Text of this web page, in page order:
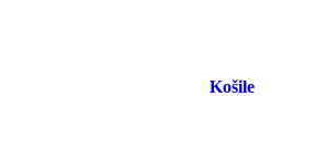
Košile